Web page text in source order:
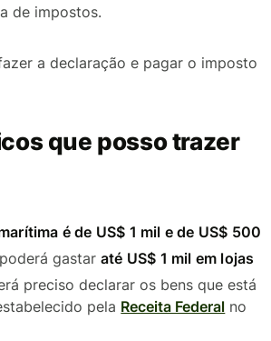
de impostos.
a declaração e pagar o imposto
que posso trazer
é de US$ 1 mil e de US$ 500
gastar até US$ 1 mil em lojas
preciso declarar os bens que está
pela Receita Federal no